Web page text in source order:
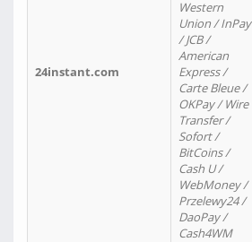
24instant.com
Western
Union / InPay
/ JCB /
American
Express /
Carte Bleue /
OKPay / Wire
Transfer /
Sofort /
BitCoins /
Cash U /
WebMoney /
Przelewy24 /
DaoPay /
Cash4WM